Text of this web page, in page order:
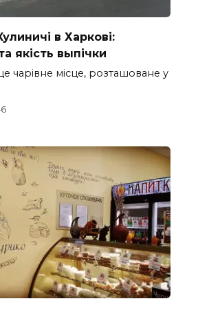
в Харкові:
якість выпічки
чарівне місце, розташоване у